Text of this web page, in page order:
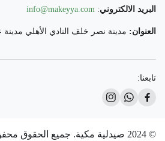
البريد الالكتروني:
info@makeyya.com
العنوان: مدينة نصر خلف النادي الأهلي
تابعنا:
© 2024 صيدلية مكية. جميع الحقوق محفوظة. تم التطوير بواسطة